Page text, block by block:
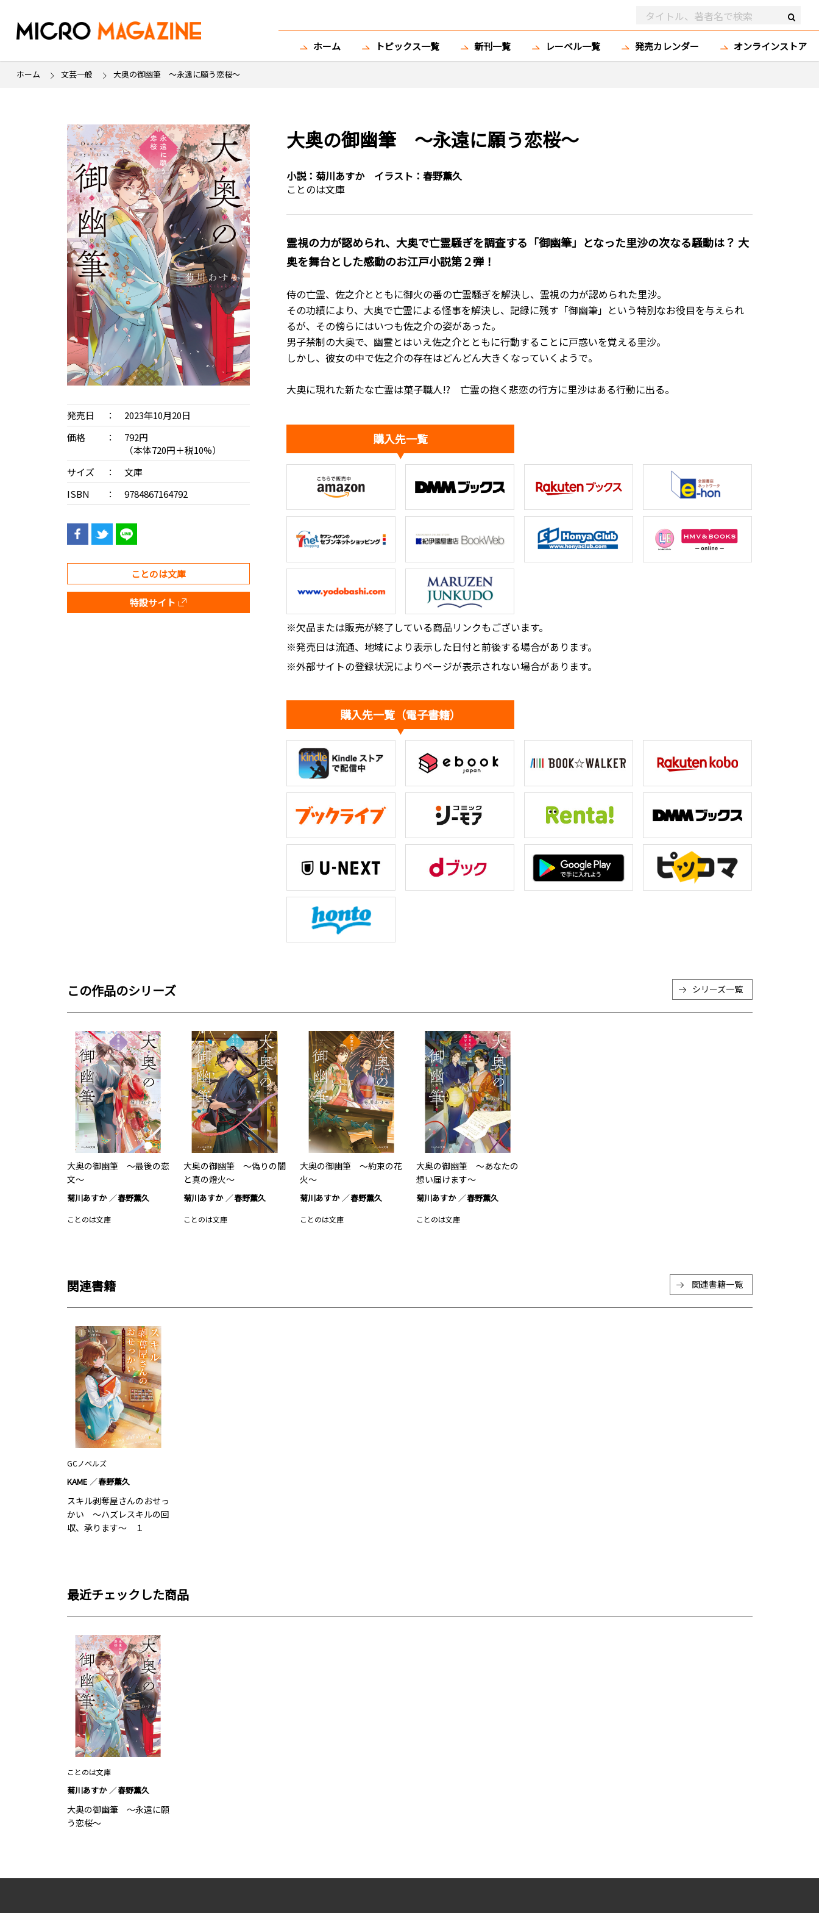
ホーム トピックス一覧 新刊一覧 レーベル一覧 発売カレンダー オンラインストア
ホーム 文芸一般 大奥の御幽筆 ～永遠に願う恋桜～
発売日
2023年10月20日
価格
792円
（本体720円＋税10%）
サイズ
文庫
ISBN
9784867164792
ことのは文庫
特設サイト
大奥の御幽筆 ～永遠に願う恋桜～
小説： 菊川あすか イラスト： 春野薫久
ことのは文庫
霊視の力が認められ、大奥で亡霊騒ぎを調査する「御幽筆」となった里沙の次なる騒動は？ 大
奥を舞台とした感動のお江戸小説第２弾！
侍の亡霊、佐之介とともに御火の番の亡霊騒ぎを解決し、霊視の力が認められた里沙。
その功績により、大奥で亡霊による怪事を解決し、記録に残す「御幽筆」という特別なお役目を与えられ
るが、その傍らにはいつも佐之介の姿があった。
男子禁制の大奥で、幽霊とはいえ佐之介とともに行動することに戸惑いを覚える里沙。
しかし、彼女の中で佐之介の存在はどんどん大きくなっていくようで――。
大奥に現れた新たな亡霊は菓子職人!? 亡霊の抱く悲恋の行方に里沙はある行動に出る――。
購入先一覧
※欠品または販売が終了している商品リンクもございます。
※発売日は流通、地域により表示した日付と前後する場合があります。
※外部サイトの登録状況によりページが表示されない場合があります。
購入先一覧（電子書籍）
この作品のシリーズ シリーズ一覧
大奥の御幽筆 ～最後の恋
文～
菊川あすか 春野薫久
ことのは文庫
大奥の御幽筆 ～偽りの闇
と真の燈火～
菊川あすか 春野薫久
ことのは文庫
大奥の御幽筆 ～約束の花
火～
菊川あすか 春野薫久
ことのは文庫
大奥の御幽筆 ～あなたの
想い届けます～
菊川あすか 春野薫久
ことのは文庫
関連書籍 関連書籍一覧
GCノベルズ
KAME 春野薫久
スキル剥奪屋さんのおせっ
かい ～ハズレスキルの回
収、承ります～ １
最近チェックした商品
ことのは文庫
菊川あすか 春野薫久
大奥の御幽筆 ～永遠に願
う恋桜～